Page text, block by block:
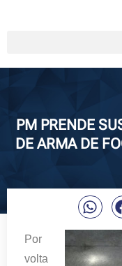
PM PRENDE
DE ARMA DE
Por
volta